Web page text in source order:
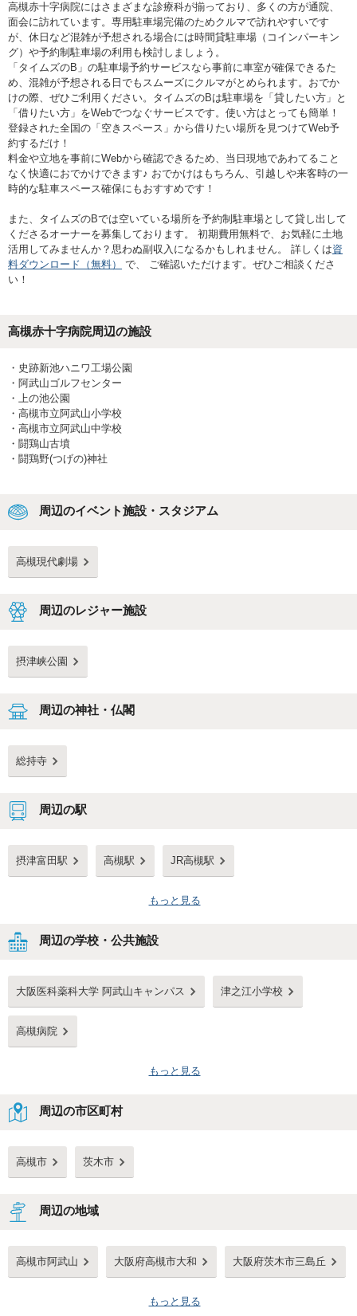
高槻赤十字病院にはさまざまな診療科が揃っており、多くの方が通院、
面会に訪れています。専用駐車場完備のためクルマで訪れやすいです
が、休日など混雑が予想される場合には時間貸駐車場（コインパーキン
グ）や予約制駐車場の利用も検討しましょう。
「タイムズのB」の駐車場予約サービスなら事前に車室が確保できるた
め、混雑が予想される日でもスムーズにクルマがとめられます。おでか
けの際、ぜひご利用ください。タイムズのBは駐車場を「貸したい方」と
「借りたい方」をWebでつなぐサービスです。使い方はとっても簡単！
登録された全国の「空きスペース」から借りたい場所を見つけてWeb予
約するだけ！
料金や立地を事前にWebから確認できるため、当日現地であわてること
なく快適におでかけできます♪ おでかけはもちろん、引越しや来客時の一
時的な駐車スペース確保にもおすすめです！
また、タイムズのBでは空いている場所を予約制駐車場として貸し出して
くださるオーナーを募集しております。 初期費用無料で、お気軽に土地
活用してみませんか？思わぬ副収入になるかもしれません。 詳しくは資
料ダウンロード（無料）
で、 ご確認いただけます。ぜひご相談くださ
い！
高槻赤十字病院周辺の施設
・ 史跡新池ハニワ工場公園
・ 阿武山ゴルフセンター
・ 上の池公園
・ 高槻市立阿武山小学校
・ 高槻市立阿武山中学校
・ 闘鶏山古墳
・ 闘鶏野(つげの)神社
周辺のイベント施設・スタジアム
高槻現代劇場
周辺のレジャー施設
摂津峡公園
周辺の神社・仏閣
総持寺
周辺の駅
摂津富田駅 高槻駅 JR高槻駅
もっと見る
周辺の学校・公共施設
大阪医科薬科大学 阿武山キャンパス 津之江小学校
高槻病院
もっと見る
周辺の市区町村
高槻市 茨木市
周辺の地域
高槻市阿武山 大阪府高槻市大和 大阪府茨木市三島丘
もっと見る